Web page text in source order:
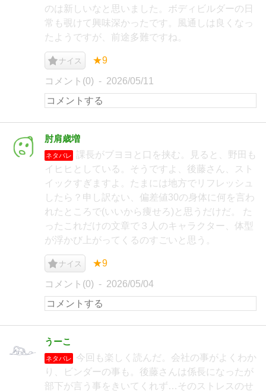
のは新しいなと思いました。ボディビルダーの日
常も覗けて興味深かったです。風通しは良くなっ
たようですが、前途多難ですね。
ナイス ★9
コメント(0) 2026/05/11
肘肩歳増
ネタバレ
課長がブヨヨと口を挟む。見ると、野田も
イヒヒとしている。そうですよ、後藤さん、スト
イックすぎますよ。たまには地方でリフレッシュ
したら？申し訳ない、偏差値30の身体に何を言わ
れたところで(いいから痩せろ)と思うだけだ。 た
ったこれだけの文章で３人のキャラクター、体型
が浮かび上がってくるのすごいと思う。
ナイス ★9
コメント(0) 2026/05/04
うーこ
ネタバレ
今回も楽しく読んだ。会社の事がよくわか
り、ビンダーの事も。後藤さんは係長になったが
部下が言う事をきいてくれず…そのストレスのせ